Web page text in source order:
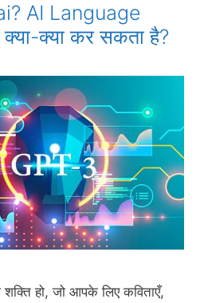
AI Language
क्या कर सकता है?
हो, जो आपके लिए कविताएँ,